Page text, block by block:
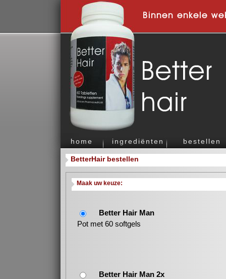
Binnen enkele
home ingrediënten bestellen
BetterHair bestellen
Maak uw keuze:
Better Hair Man
Pot met 60 softgels
Better Hair Man 2x